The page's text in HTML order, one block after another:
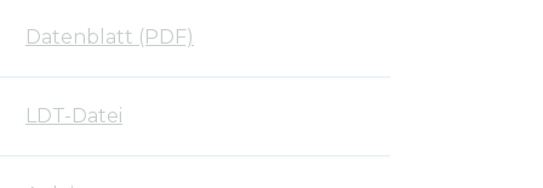
Datenblatt (PDF)
LDT-Datei